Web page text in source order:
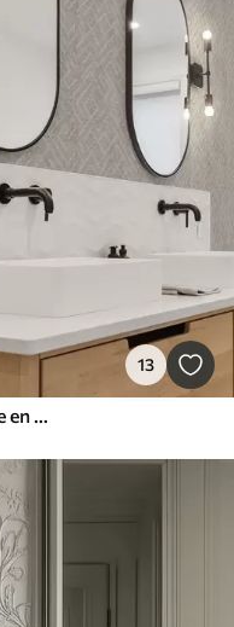
13
Behang Retro patroon op een grijze en beige achtergrond